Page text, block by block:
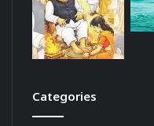
Categories